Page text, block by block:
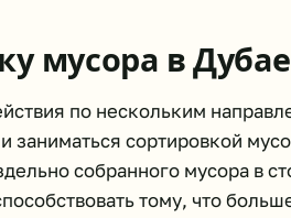
мусора в Дубае
по нескольким
заниматься сортировкой
собранного мусора в
тому, что